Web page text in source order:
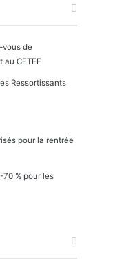
vous de
au CETEF
Ressortissants
pour la rentrée
70 % pour les